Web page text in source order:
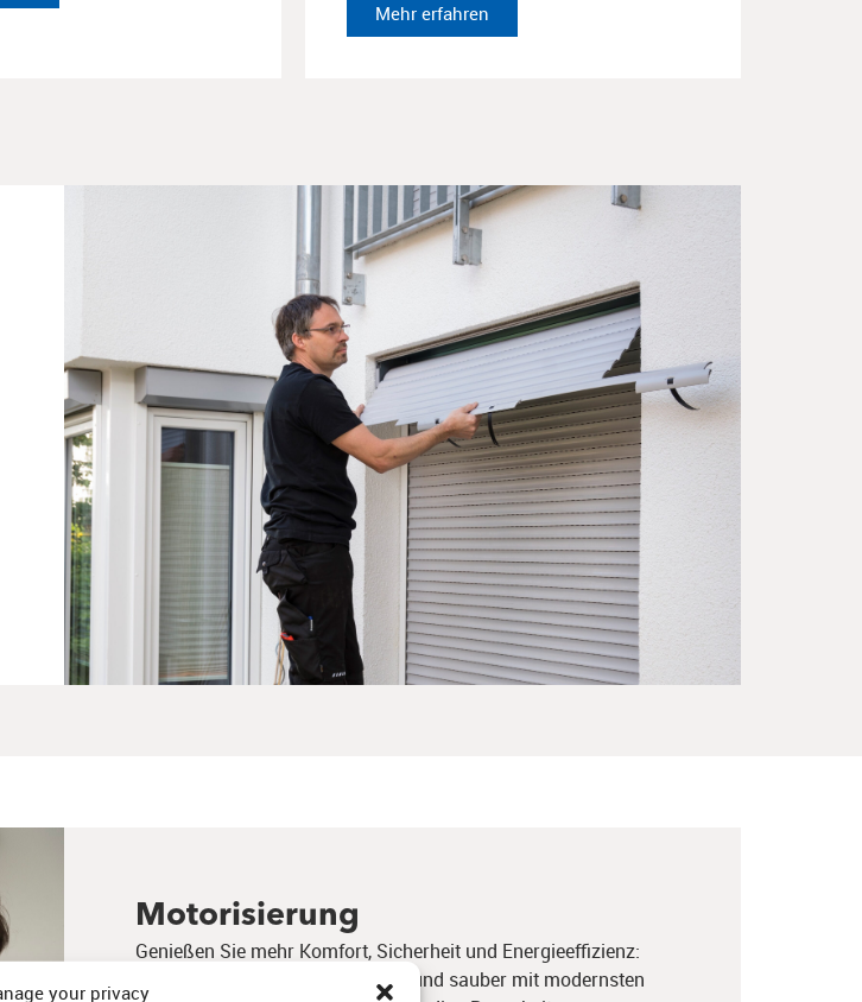
your privacy
Mehr erfahren
Motorisierung
Genießen Sie mehr Komfort, Sicherheit und Energieeffizienz:
Wir rüsten Ihre Rollläden schnell und sauber mit modernsten